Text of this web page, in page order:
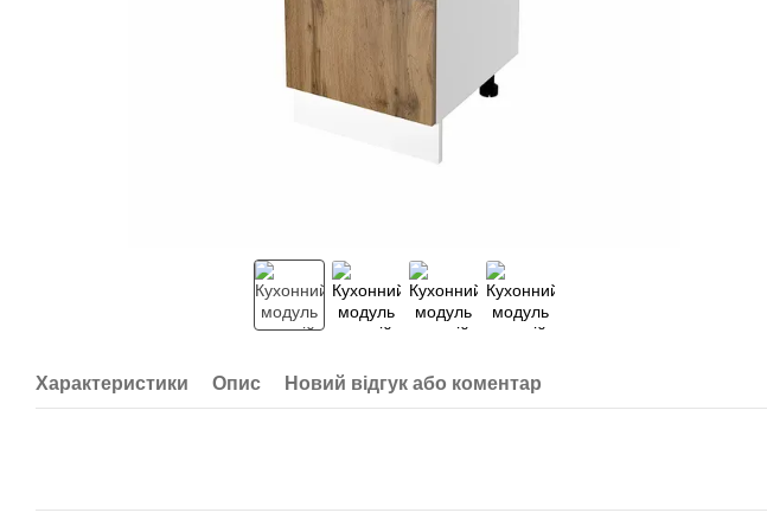
Характеристики Опис Новий відгук або коментар